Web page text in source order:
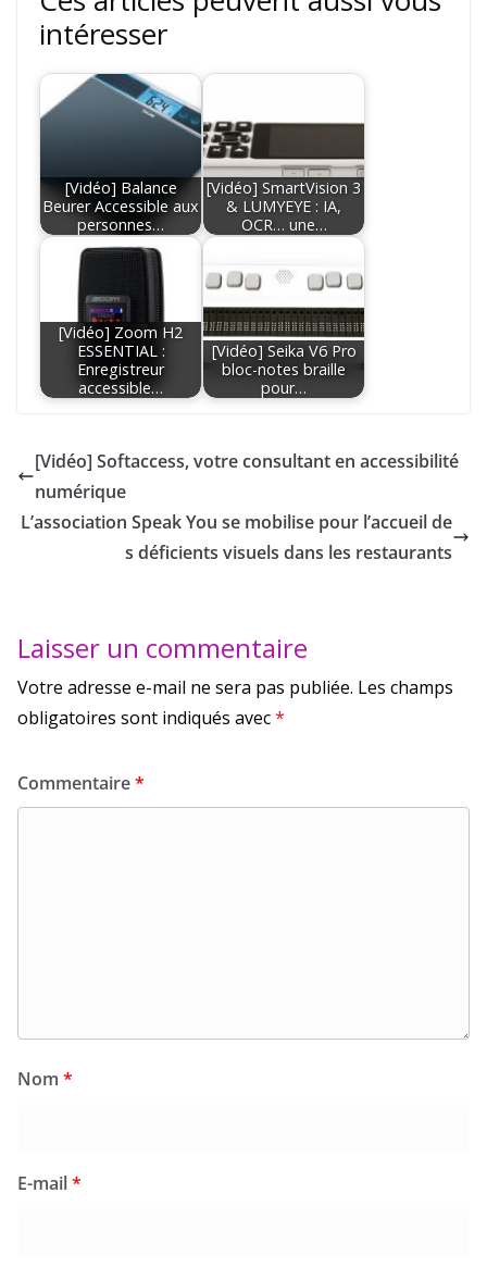
intéresser
[Vidéo] Balance
Beurer Accessible aux
personnes…
[Vidéo] SmartVision 3
& LUMYEYE : IA,
OCR… une…
[Vidéo] Zoom H2
ESSENTIAL :
Enregistreur
accessible…
[Vidéo] Seika V6 Pro
bloc-notes braille
pour…
[Vidéo] Softaccess, votre consultant en accessibilité
numérique
L’association Speak You se mobilise pour l’accueil de
s déficients visuels dans les restaurants
Laisser un commentaire
Votre adresse e-mail ne sera pas publiée. Les champs
obligatoires sont indiqués avec*
Commentaire*
Nom *
E-mail*